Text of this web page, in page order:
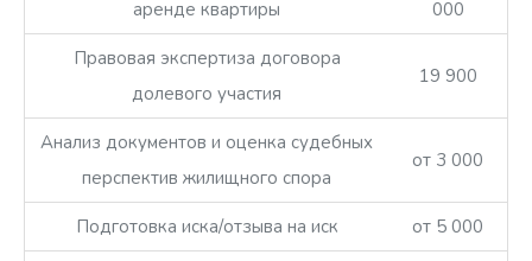
аренде квартиры
000
Правовая экспертиза договора
долевого участия
19 900
Анализ документов и оценка судебных
перспектив жилищного спора
от 3 000
Подготовка иска/отзыва на иск от 5 000